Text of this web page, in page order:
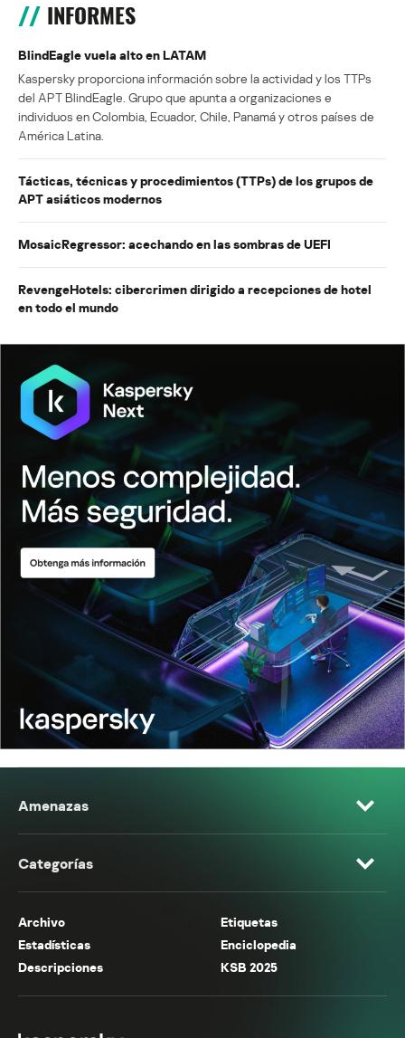
INFORMES
BlindEagle vuela alto en LATAM
Kaspersky proporciona información sobre la actividad y los TTPs
del APT BlindEagle. Grupo que apunta a organizaciones e
individuos en Colombia, Ecuador, Chile, Panamá y otros países de
América Latina.
Tácticas, técnicas y procedimientos (TTPs) de los grupos de
APT asiáticos modernos
MosaicRegressor: acechando en las sombras de UEFI
RevengeHotels: cibercrimen dirigido a recepciones de hotel
en todo el mundo
Amenazas
Categorías
Archivo
Etiquetas
Estadísticas
Enciclopedia
Descripciones
KSB 2025